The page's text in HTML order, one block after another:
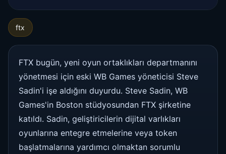
ftx
FTX bugün, yeni oyun ortaklıkları departmanını
yönetmesi için eski WB Games yöneticisi Steve
Sadin'i işe aldığını duyurdu. Steve Sadin, WB
Games'in Boston stüdyosundan FTX şirketine
katıldı. Sadin, geliştiricilerin dijital varlıkları
oyunlarına entegre etmelerine veya token
başlatmalarına yardımcı olmaktan sorumlu